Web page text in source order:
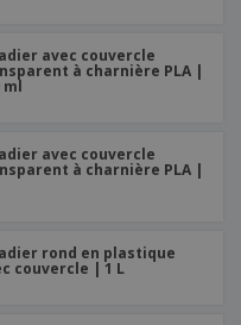
avec couvercle
à charnière PLA |
ml
avec couvercle
à charnière PLA |
rond en plastique
couvercle | 1 L